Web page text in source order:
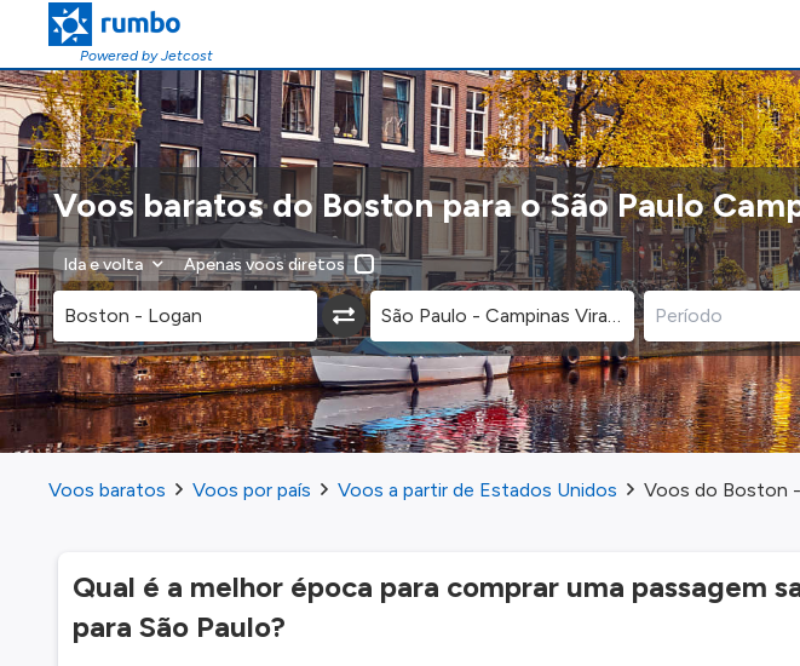
Powered by Jetcost
Voos baratos do Boston para o São Paulo
Ida e volta Apenas voos diretos
Voos baratos Voos por país Voos a partir de Estados Unidos Voos do Boston -
Qual é a melhor época para comprar uma passagem
para São Paulo?